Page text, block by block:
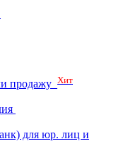
продажу Хит
для юр. лиц и